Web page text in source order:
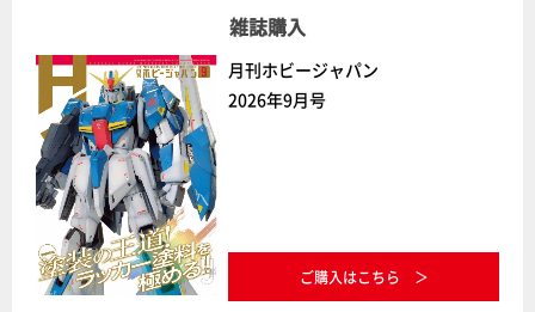
雑誌購入
月刊ホビージャパン
2026年9月号
ご購入はこちら